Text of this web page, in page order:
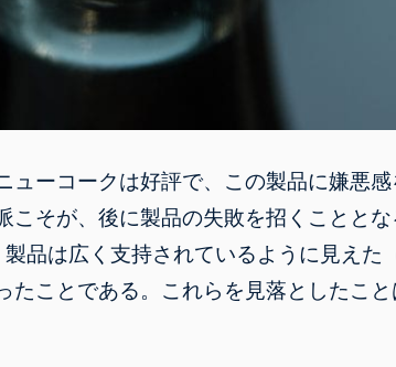
ーコークは好評で、この製品に嫌悪
こそが、後に製品の失敗を招くこととな
品は広く支持されているように見えた
ことである。これらを見落としたこと